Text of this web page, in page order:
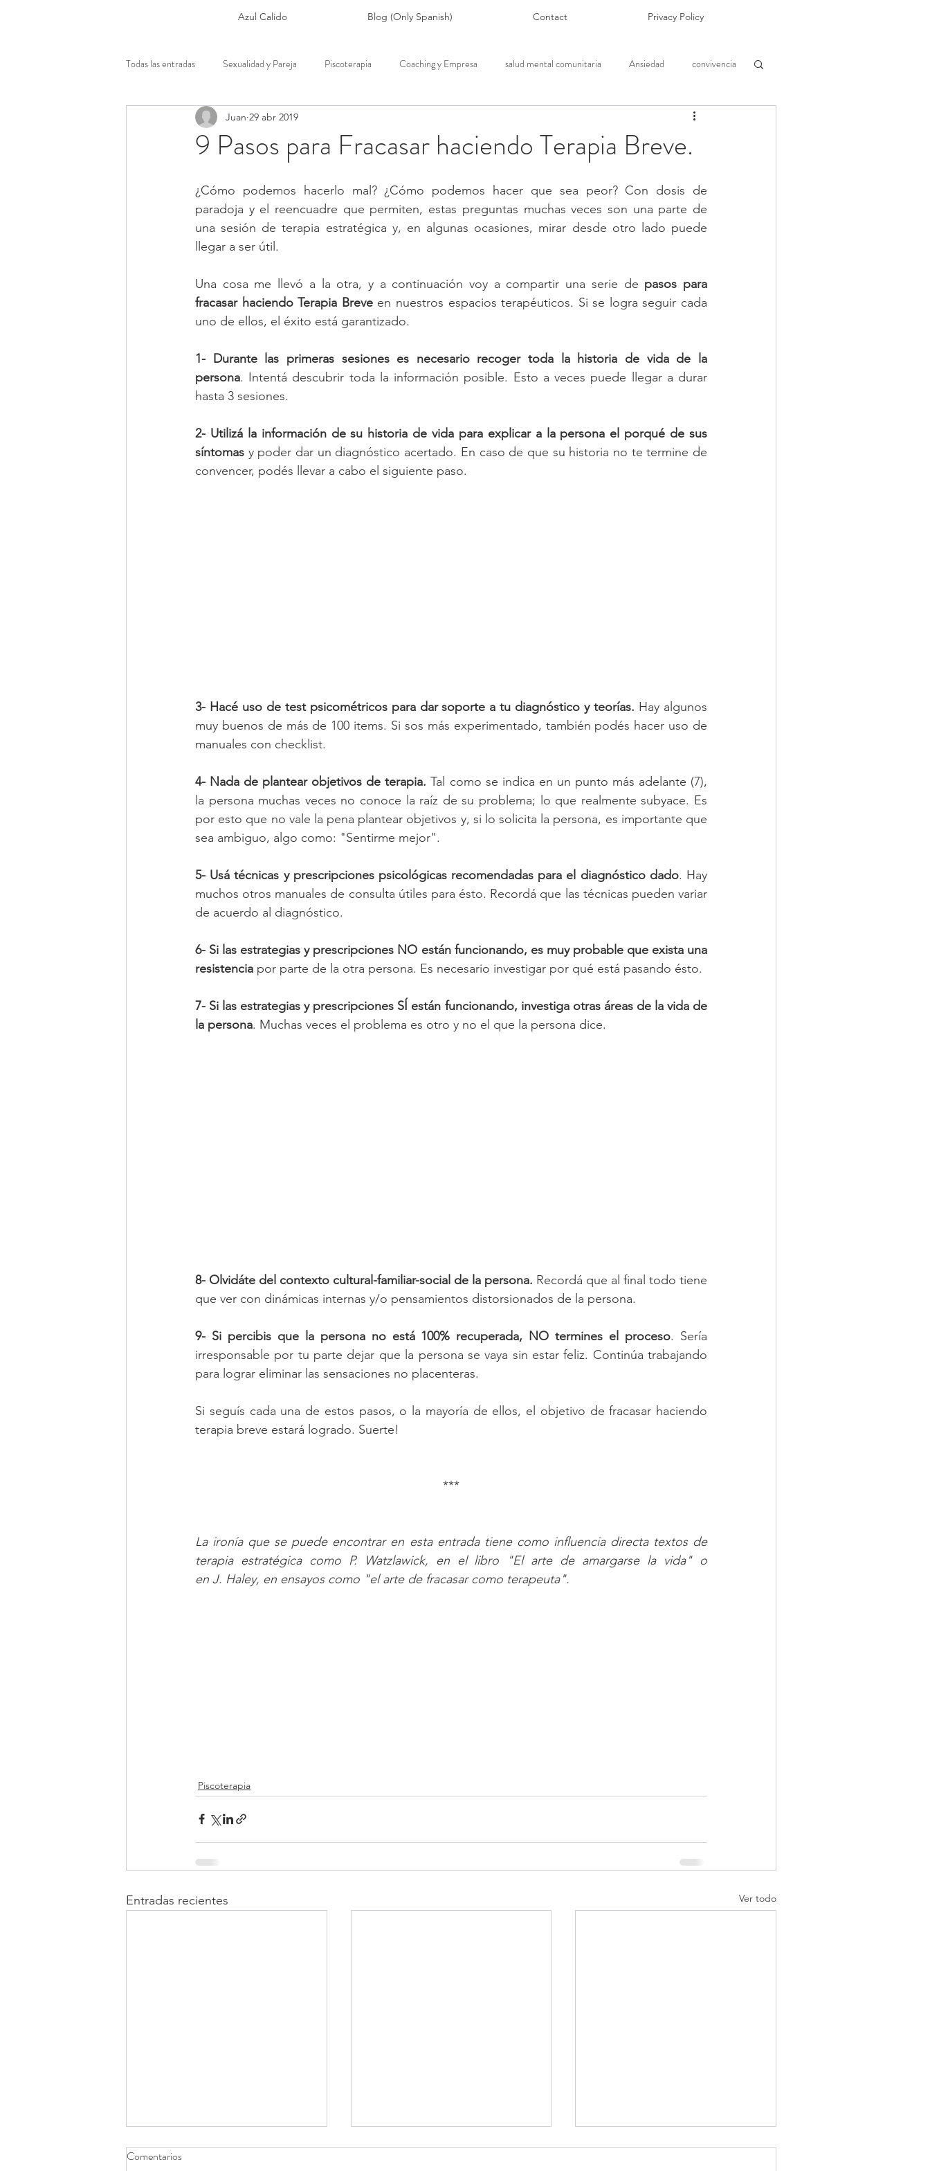
Azul Calido Blog (Only Spanish) Contact Privacy Policy
Todas las entradas Sexualidad y Pareja Piscoterapia Coaching y Empresa salud mental comunitaria Ansiedad convivencia
matrimonio divorcio psc
9 Pasos para Fracasar haciendo Terapia Breve.
Juan 29 abr 2019
¿Cómo podemos hacerlo mal? ¿Cómo podemos hacer que sea peor? Con dosis de
paradoja y el reencuadre que permiten, estas preguntas muchas veces son una parte de
una sesión de terapia estratégica y, en algunas ocasiones, mirar desde otro lado puede
llegar a ser útil.
Una cosa me llevó a la otra, y a continuación voy a compartir una serie de pasos para
fracasar haciendo Terapia Breve en nuestros espacios terapéuticos. Si se logra seguir cada
uno de ellos, el éxito está garantizado.
1- Durante las primeras sesiones es necesario recoger toda la historia de vida de la
persona. Intentá descubrir toda la información posible. Esto a veces puede llegar a durar
hasta 3 sesiones.
2- Utilizá la información de su historia de vida para explicar a la persona el porqué de sus
síntomas y poder dar un diagnóstico acertado. En caso de que su historia no te termine de
convencer, podés llevar a cabo el siguiente paso.
3- Hacé uso de test psicométricos para dar soporte a tu diagnóstico y teorías. Hay algunos
muy buenos de más de 100 items. Si sos más experimentado, también podés hacer uso de
manuales con checklist.
4- Nada de plantear objetivos de terapia. Tal como se indica en un punto más adelante (7),
la persona muchas veces no conoce la raíz de su problema; lo que realmente subyace. Es
por esto que no vale la pena plantear objetivos y, si lo solicita la persona, es importante que
sea ambiguo, algo como: "Sentirme mejor".
5- Usá técnicas y prescripciones psicológicas recomendadas para el diagnóstico dado. Hay
muchos otros manuales de consulta útiles para ésto. Recordá que las técnicas pueden variar
de acuerdo al diagnóstico.
6- Si las estrategias y prescripciones NO están funcionando, es muy probable que exista una
resistencia por parte de la otra persona. Es necesario investigar por qué está pasando ésto.
7- Si las estrategias y prescripciones SÍ están funcionando, investiga otras áreas de la vida de
la persona. Muchas veces el problema es otro y no el que la persona dice.
8- Olvidáte del contexto cultural-familiar-social de la persona. Recordá que al final todo tiene
que ver con dinámicas internas y/o pensamientos distorsionados de la persona.
9- Si percibis que la persona no está 100% recuperada, NO termines el proceso. Sería
irresponsable por tu parte dejar que la persona se vaya sin estar feliz. Continúa trabajando
para lograr eliminar las sensaciones no placenteras.
Si seguís cada una de estos pasos, o la mayoría de ellos, el objetivo de fracasar haciendo
terapia breve estará logrado. Suerte!
***
La ironía que se puede encontrar en esta entrada tiene como influencia directa textos de
terapia estratégica como P. Watzlawick, en el libro "El arte de amargarse la vida" o
en J. Haley, en ensayos como "el arte de fracasar como terapeuta".
Piscoterapia
Entradas recientes Ver todo
Comentarios